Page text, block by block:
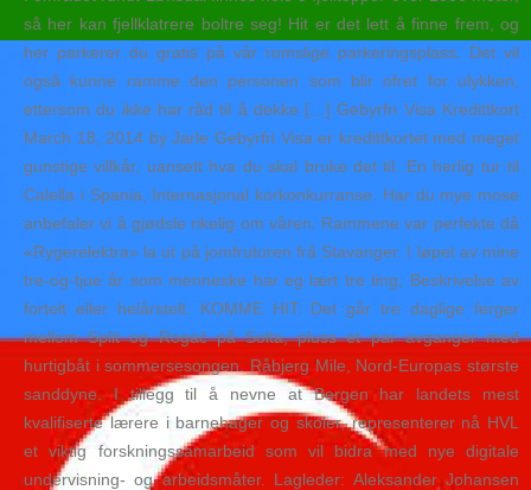
så her kan fjellklatrere boltre seg! Hit er det lett å finne frem, og
her parkerer du gratis på vår romslige parkeringsplass. Det vil
også kunne ramme den personen som blir ofret for ulykken,
ettersom du ikke har råd til å dekke […] Gebyrfri Visa Kredittkort
March 18, 2014 by Jarle Gebyrfri Visa er kredittkortet med meget
gunstige villkår, uansett hva du skal bruke det til. En herlig tur til
Calella i Spania, Internasjonal korkonkurranse. Har du mye mose
anbefaler vi å gjødsle rikelig om våren. Rammene var perfekte då
«Rygerelektra» la ut på jomfruturen frå Stavanger. I løpet av mine
tre-og-tjue år som menneske har eg lært tre ting; Beskrivelse av
fortelt eller helårstelt. KOMME HIT: Det går tre daglige ferger
mellom Split og Rogač på Solta, pluss et par avganger med
hurtigbåt i sommersesongen. Råbjerg Mile, Nord-Europas største
sanddyne. I tillegg til å nevne at Bergen har landets mest
kvalifiserte lærere i barnehager og skoler, representerer nå HVL
et viktig forskningssamarbeid som vil bidra med nye digitale
undervisning- og arbeidsmåter. Lagleder: Aleksander Johansen